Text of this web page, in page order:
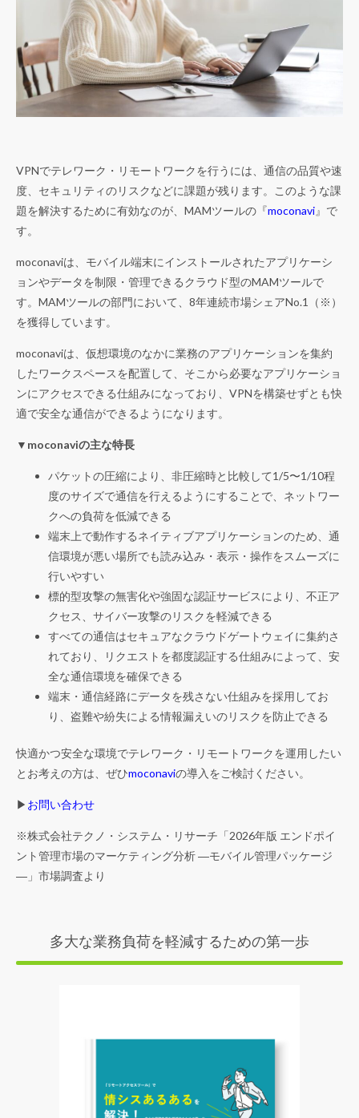
VPNでテレワーク・リモートワークを行うには、通信の品質や速
度、セキュリティのリスクなどに課題が残ります。このような課
題を解決するために有効なのが、MAMツールの『moconavi』で
す。
moconaviは、モバイル端末にインストールされたアプリケーシ
ョンやデータを制限・管理できるクラウド型のMAMツールで
す。MAMツールの部門において、8年連続市場シェアNo.1
（※）
を獲得しています。
moconaviは、仮想環境のなかに業務のアプリケーションを集約
したワークスペースを配置して、そこから必要なアプリケーショ
ンにアクセスできる仕組みになっており、VPNを構築せずとも快
適で安全な通信ができるようになります。
▼moconaviの主な特長
パケットの圧縮により、非圧縮時と比較して1/5〜1/10程
度のサイズで通信を行えるようにすることで、ネットワー
クへの負荷を低減できる
端末上で動作するネイティブアプリケーションのため、通
信環境が悪い場所でも読み込み・表示・操作をスムーズに
行いやすい
標的型攻撃の無害化や強固な認証サービスにより、不正ア
クセス、サイバー攻撃のリスクを軽減できる
すべての通信はセキュアなクラウドゲートウェイに集約さ
れており、リクエストを都度認証する仕組みによって、安
全な通信環境を確保できる
端末・通信経路にデータを残さない仕組みを採用してお
り、盗難や紛失による情報漏えいのリスクを防止できる
快適かつ安全な環境でテレワーク・リモートワークを運用したい
とお考えの方は、ぜひmoconaviの導入をご検討ください。
▶ お問い合わせ
※株式会社テクノ・システム・リサーチ「2026年版 エンドポイ
ント管理市場のマーケティング分析 ―モバイル管理パッケージ
―」市場調査より
多大な業務負荷を軽減するための第一歩